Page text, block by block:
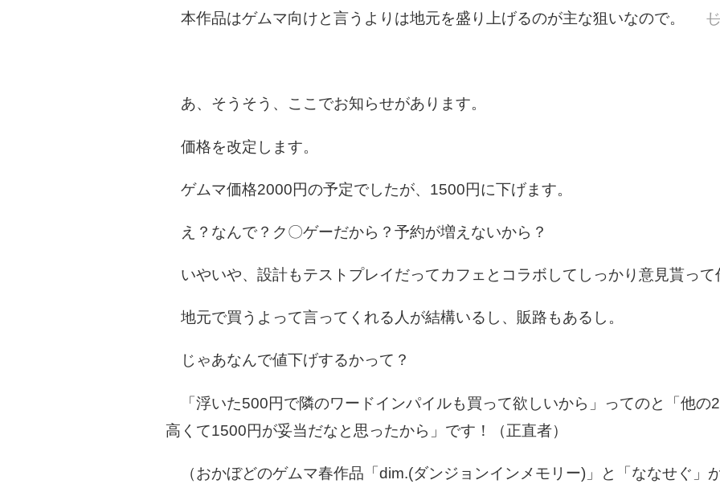
本作品はゲムマ向けと言うよりは地元を盛り上げるのが主な狙いなので。
あ、そうそう、ここでお知らせがあります。
価格を改定します。
ゲムマ価格2000円の予定でしたが、1500円に下げます。
え？なんで？ク〇ゲーだから？予約が増えないから？
いやいや、設計もテストプレイだってカフェとコラボしてしっかり意見貰って
地元で買うよって言ってくれる人が結構いるし、販路もあるし。
じゃあなんで値下げするかって？
「浮いた500円で隣のワードインパイルも買って欲しいから」ってのと「他の
高くて1500円が妥当だなと思ったから」です！（正直者）
（おかぼどのゲムマ春作品「dim.(ダンジョンインメモリー)」と「ななせぐ」